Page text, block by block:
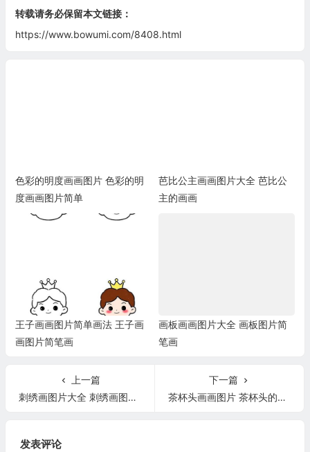
转载请务必保留本文链接：
https://www.bowumi.com/8408.html
色彩的明度画画图片 色彩的明
度画画图片简单
芭比公主画画图片大全 芭比公
主的画画
王子画画图片简单画法 王子画
画图片简笔画
画板画画图片大全 画板图片简
笔画
上一篇
刺绣画图片大全 刺绣画图片大全简单
下一篇
茶杯头画画图片 茶杯头的画法
发表评论